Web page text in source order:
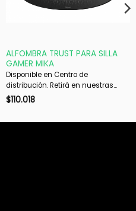
ALFOMBRA TRUST PARA SILLA
GAMER MIKA
Disponible en Centro de
distribución. Retirá en nuestras
sucursales en 48 hs hábiles. Si es
$110.018